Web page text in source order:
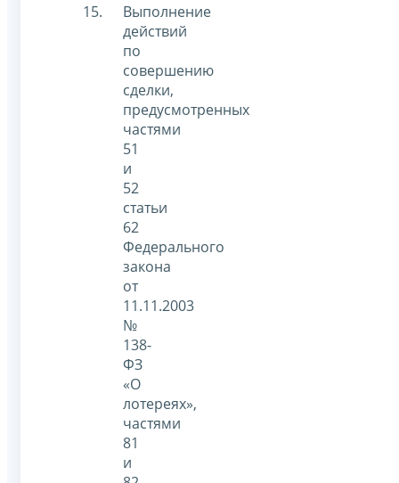
Выполнение
действий
по
совершению
сделки,
предусмотренных
частями
51
и
52
статьи
62
Федерального
закона
от
11.11.2003
№
138-
ФЗ
«О
лотереях»,
частями
81
и